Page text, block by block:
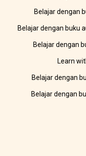
Belajar dengan
Belajar dengan buku
Belajar dengan
Learn
Belajar dengan
Belajar dengan